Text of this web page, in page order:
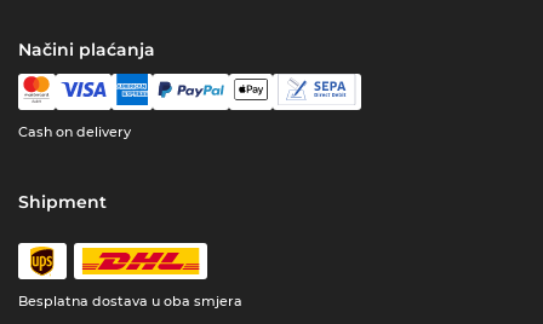
Načini plaćanja
Cash on delivery
Shipment
Besplatna dostava u oba smjera